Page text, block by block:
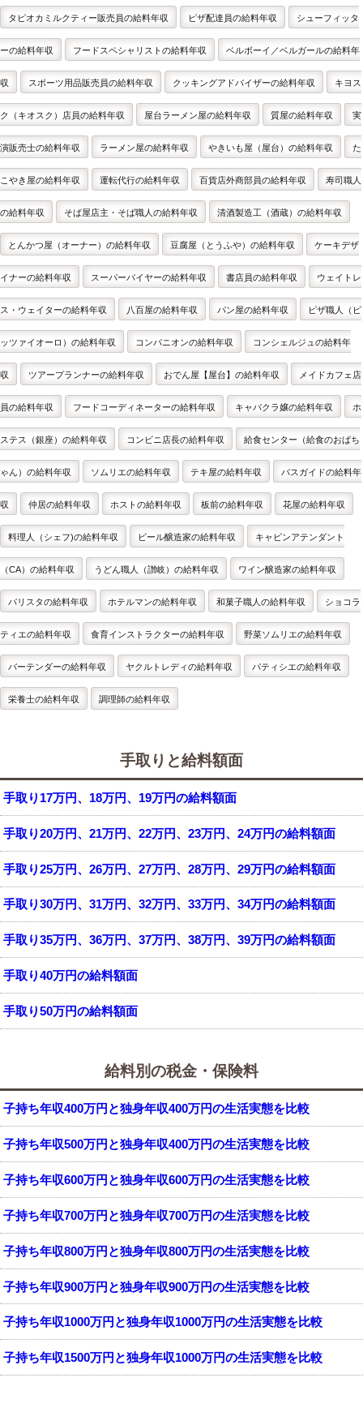
タピオカミルクティー販売員の給料年収 ピザ配達員の給料年収 シューフィッタ
ーの給料年収 フードスペシャリストの給料年収 ベルボーイ／ベルガールの給料年
収 スポーツ用品販売員の給料年収 クッキングアドバイザーの給料年収 キヨス
ク（キオスク）店員の給料年収 屋台ラーメン屋の給料年収 質屋の給料年収 実
演販売士の給料年収 ラーメン屋の給料年収 やきいも屋（屋台）の給料年収 た
こやき屋の給料年収 運転代行の給料年収 百貨店外商部員の給料年収 寿司職人
の給料年収 そば屋店主・そば職人の給料年収 清酒製造工（酒蔵）の給料年収
とんかつ屋（オーナー）の給料年収 豆腐屋（とうふや）の給料年収 ケーキデザ
イナーの給料年収 スーパーバイヤーの給料年収 書店員の給料年収 ウェイトレ
ス・ウェイターの給料年収 八百屋の給料年収 パン屋の給料年収 ピザ職人（ピ
ッツァイオーロ）の給料年収 コンパニオンの給料年収 コンシェルジュの給料年
収 ツアープランナーの給料年収 おでん屋【屋台】の給料年収 メイドカフェ店
員の給料年収 フードコーディネーターの給料年収 キャバクラ嬢の給料年収 ホ
ステス（銀座）の給料年収 コンビニ店長の給料年収 給食センター（給食のおばち
ゃん）の給料年収 ソムリエの給料年収 テキ屋の給料年収 バスガイドの給料年
収 仲居の給料年収 ホストの給料年収 板前の給料年収 花屋の給料年収
料理人（シェフ)の給料年収 ビール醸造家の給料年収 キャビンアテンダント
（CA）の給料年収 うどん職人（讃岐）の給料年収 ワイン醸造家の給料年収
バリスタの給料年収 ホテルマンの給料年収 和菓子職人の給料年収 ショコラ
ティエの給料年収 食育インストラクターの給料年収 野菜ソムリエの給料年収
バーテンダーの給料年収 ヤクルトレディの給料年収 パティシエの給料年収
栄養士の給料年収 調理師の給料年収
手取りと給料額面
手取り17万円、18万円、19万円の給料額面
手取り20万円、21万円、22万円、23万円、24万円の給料額面
手取り25万円、26万円、27万円、28万円、29万円の給料額面
手取り30万円、31万円、32万円、33万円、34万円の給料額面
手取り35万円、36万円、37万円、38万円、39万円の給料額面
手取り40万円の給料額面
手取り50万円の給料額面
給料別の税金・保険料
子持ち年収400万円と独身年収400万円の生活実態を比較
子持ち年収500万円と独身年収400万円の生活実態を比較
子持ち年収600万円と独身年収600万円の生活実態を比較
子持ち年収700万円と独身年収700万円の生活実態を比較
子持ち年収800万円と独身年収800万円の生活実態を比較
子持ち年収900万円と独身年収900万円の生活実態を比較
子持ち年収1000万円と独身年収1000万円の生活実態を比較
子持ち年収1500万円と独身年収1000万円の生活実態を比較